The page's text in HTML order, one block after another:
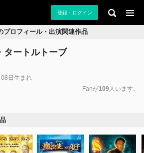
登録・ログイン
プロフィール・出演関連作品
タートルトーブ
日生まれ
Fanが109人います。